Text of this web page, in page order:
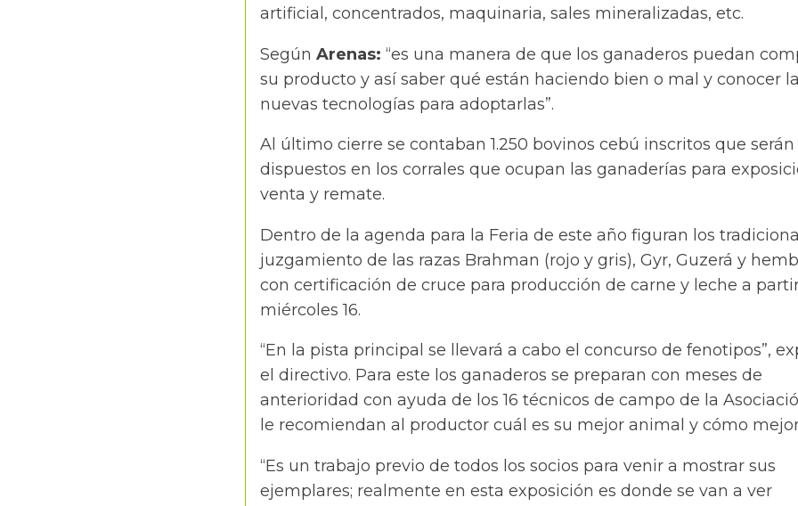
artificial, concentrados, maquinaria, sales mineralizadas, etc.
Según Arenas: “es una manera de que los ganaderos puedan
su producto y así saber qué están haciendo bien o mal y conocer
nuevas tecnologías para adoptarlas”.
Al último cierre se contaban 1.250 bovinos cebú inscritos que serán
dispuestos en los corrales que ocupan las ganaderías para
venta y remate.
Dentro de la agenda para la Feria de este año figuran los
juzgamiento de las razas Brahman (rojo y gris), Gyr, Guzerá y
con certificación de cruce para producción de carne y leche a
miércoles 16.
“En la pista principal se llevará a cabo el concurso de fenotipos”,
el directivo. Para este los ganaderos se preparan con meses de
anterioridad con ayuda de los 16 técnicos de campo de la
le recomiendan al productor cuál es su mejor animal y cómo
“Es un trabajo previo de todos los socios para venir a mostrar sus
ejemplares; realmente en esta exposición es donde se van a ver